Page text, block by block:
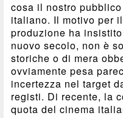
cosa il nostro
italiano. Il motivo per
produzione ha
nuovo secolo, non è
storiche o di mera
ovviamente pesa
incertezza nel target
registi. Di recente, la
quota del cinema